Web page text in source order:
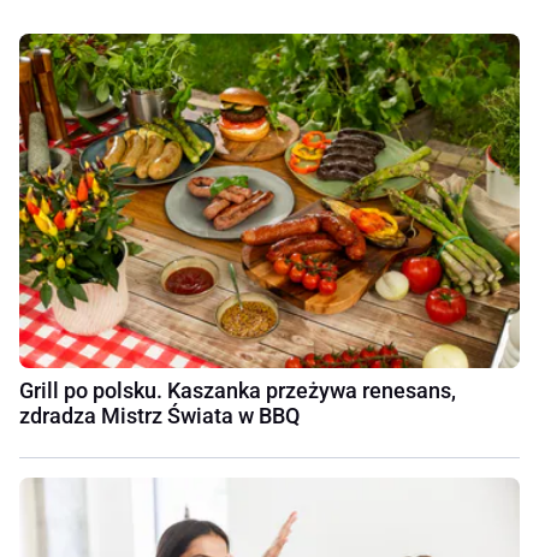
Grill po polsku. Kaszanka przeżywa renesans,
zdradza Mistrz Świata w BBQ